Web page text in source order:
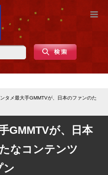
タメ最大手GMMTVが、日本のファンのた
GMMTVが、日本
なコンテンツ
ン